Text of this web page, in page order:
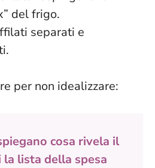
del frigo.
separati e
per non idealizzare:
cosa rivela il
la lista della spesa